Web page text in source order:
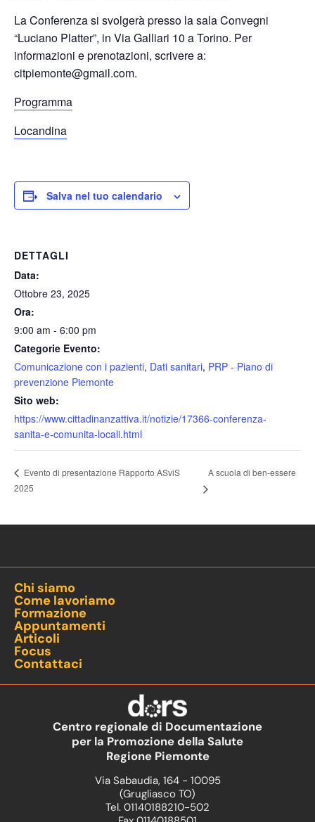
La Conferenza si svolgerà presso la sala Convegni
“Luciano Platter”, in Via Galliari 10 a Torino. Per
informazioni e prenotazioni, scrivere a:
citpiemonte@gmail.com.
Programma
Locandina
Salva nel tuo calendario
DETTAGLI
Data:
Ottobre 23, 2025
Ora:
9:00 am - 6:00 pm
Categorie Evento:
Comunicazione con i pazienti, Dati sanitari, PRP - Piano di
prevenzione Piemonte
Sito web:
https://www.cittadinanzattiva.it/notizie/17366-conferenza-
sanita-e-comunita-locali.html
Evento di presentazione Rapporto ASviS
2025
A scuola di ben-essere
Chi siamo
Come lavoriamo
Formazione
Appuntamenti
Articoli
Focus
Contattaci
Centro regionale di Documentazione
per la Promozione della Salute
Regione Piemonte
Via Sabaudia, 164 - 10095
(Grugliasco TO)
Tel. 01140188210-502